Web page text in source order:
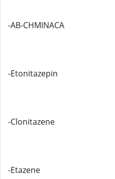
-AB-CHMINACA
-Etonitazepin
-Clonitazene
-Etazene